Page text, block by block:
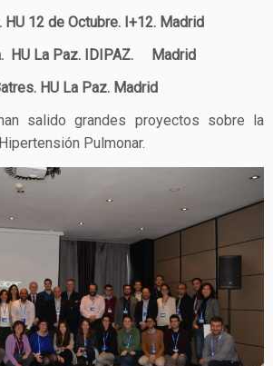
HU 12 de Octubre. I+12. Madrid
HU La Paz. IDIPAZ. Madrid
HU La Paz. Madrid
salido grandes proyectos sobre la
Pulmonar.